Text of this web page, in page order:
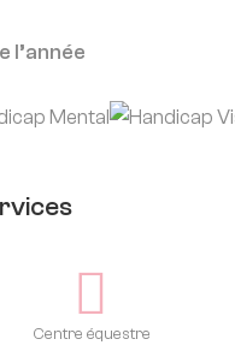
l’année
Centre équestre